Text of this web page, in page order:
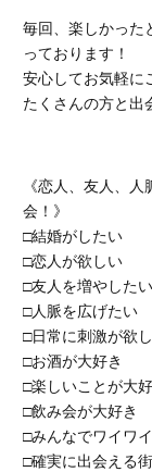
毎回、楽しかった
っております！
安心してお気軽に
たくさんの方と出
《恋人、友人、
会！》
□結婚がしたい
□恋人が欲しい
□友人を増やしたい
□人脈を広げたい
□日常に刺激が欲
□お酒が大好き
□楽しいことが大
□飲み会が大好き
□みんなでワイワ
□確実に出会える